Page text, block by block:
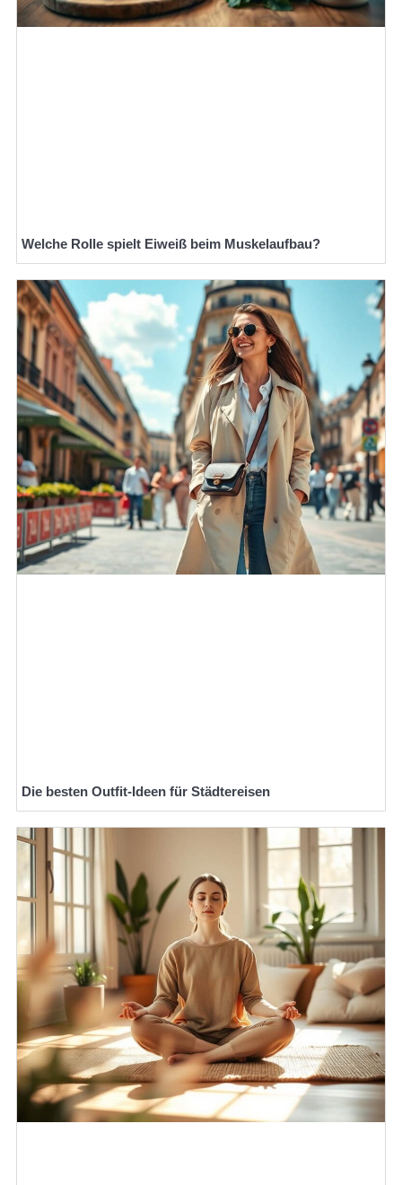
Welche Rolle spielt Eiweiß beim Muskelaufbau?
Die besten Outfit-Ideen für Städtereisen